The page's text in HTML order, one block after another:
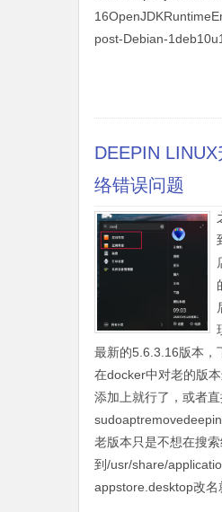
post-Debian-
DEEPIN
络错误问题
最新的5.6.3.16版本，
在docker中对老的版
添加上就行了，或者
老版本只是不想在搜
到/usr/share/
appstore.desktop改名